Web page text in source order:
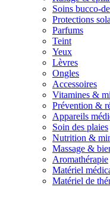
Soins bucco-
Protections
Parfums
Teint
Yeux
Lèvres
Ongles
Accessoires
Vitamines &
Prévention &
Appareils
Soin des plaies
Nutrition &
Massage &
Aromathérapie
Matériel
Matériel de